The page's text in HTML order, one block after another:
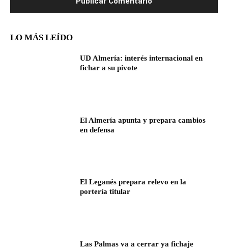
LO MÁS LEÍDO
UD Almería: interés internacional en
fichar a su pivote
El Almería apunta y prepara cambios
en defensa
El Leganés prepara relevo en la
portería titular
Las Palmas va a cerrar ya fichaje